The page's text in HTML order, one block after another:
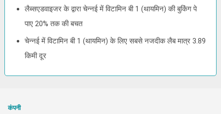
लैब्सएडवाइजर के द्वारा चेन्नई में विटामिन बी 1 (थायमिन) की बुकिंग पे
पाए 20% तक की बचत
चेन्नई में विटामिन बी 1 (थायमिन) के लिए सबसे नजदीक लैब मात्र 3.89
किमी दूर
कंपनी